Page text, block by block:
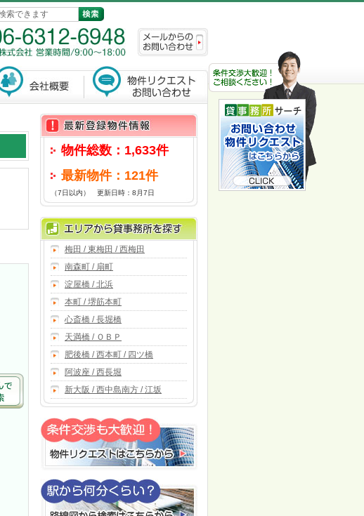
物件総数：1,633件
最新物件：121件
（7日以内） 更新日時：8月7日
梅田 / 東梅田 / 西梅田
南森町 / 扇町
淀屋橋 / 北浜
本町 / 堺筋本町
心斎橋 / 長堀橋
天満橋 / ＯＢＰ
肥後橋 / 西本町 / 四ツ橋
阿波座 / 西長堀
新大阪 / 西中島南方 / 江坂